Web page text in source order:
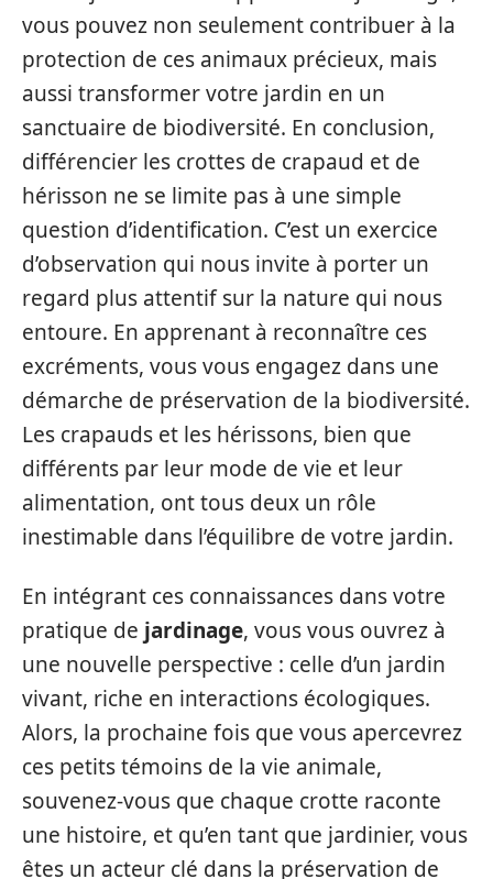
vous pouvez non seulement contribuer à la
protection de ces animaux précieux, mais
aussi transformer votre jardin en un
sanctuaire de biodiversité. En conclusion,
différencier les crottes de crapaud et de
hérisson ne se limite pas à une simple
question d’identification. C’est un exercice
d’observation qui nous invite à porter un
regard plus attentif sur la nature qui nous
entoure. En apprenant à reconnaître ces
excréments, vous vous engagez dans une
démarche de préservation de la biodiversité.
Les crapauds et les hérissons, bien que
différents par leur mode de vie et leur
alimentation, ont tous deux un rôle
inestimable dans l’équilibre de votre jardin.
En intégrant ces connaissances dans votre
pratique de jardinage, vous vous ouvrez à
une nouvelle perspective : celle d’un jardin
vivant, riche en interactions écologiques.
Alors, la prochaine fois que vous apercevrez
ces petits témoins de la vie animale,
souvenez-vous que chaque crotte raconte
une histoire, et qu’en tant que jardinier, vous
êtes un acteur clé dans la préservation de